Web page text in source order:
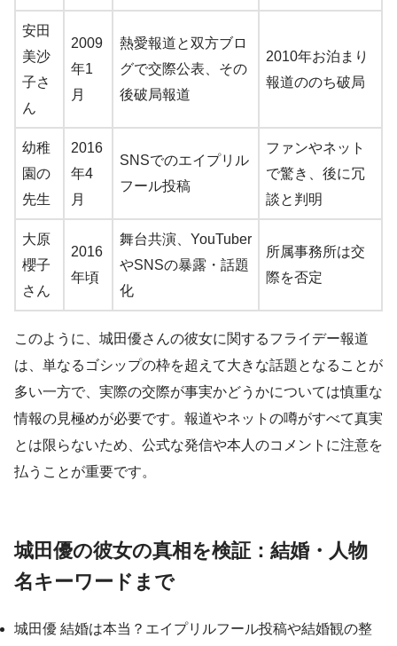
安田
美沙
子さ
ん
2009
年1
月
熱愛報道と双方ブロ
グで交際公表、その
後破局報道
2010年お泊まり
報道ののち破局
幼稚
園の
先生
2016
年4
月
SNSでのエイプリル
フール投稿
ファンやネット
で驚き、後に冗
談と判明
大原
櫻子
さん
2016
年頃
舞台共演、YouTuber
やSNSの暴露・話題
化
所属事務所は交
際を否定
このように、城田優さんの彼女に関するフライデー報道
は、単なるゴシップの枠を超えて大きな話題となることが
多い一方で、実際の交際が事実かどうかについては慎重な
情報の見極めが必要です。報道やネットの噂がすべて真実
とは限らないため、公式な発信や本人のコメントに注意を
払うことが重要です。
城田優の彼女の真相を検証：結婚・人物
名キーワードまで
城田優 結婚は本当？エイプリルフール投稿や結婚観の整